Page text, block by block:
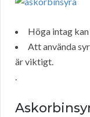
Höga intag
Att använda
är viktigt.
.